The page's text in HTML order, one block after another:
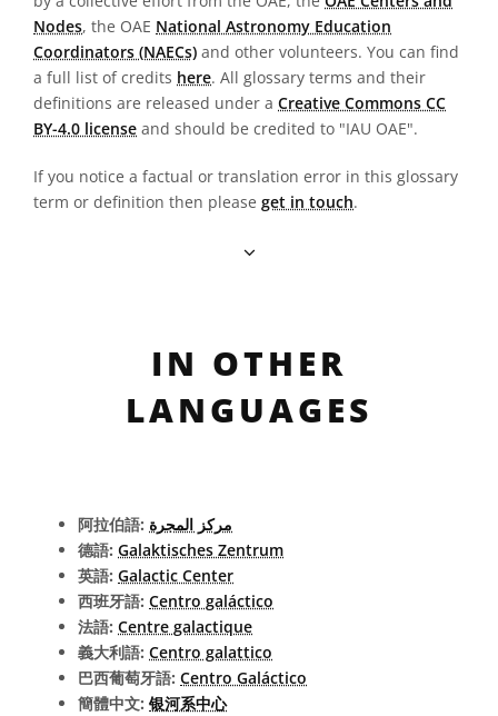
Nodes, the OAE National Astronomy Education
Coordinators (NAECs) and other volunteers. You can find
a full list of credits here. All glossary terms and their
definitions are released under a Creative Commons CC
BY-4.0 license and should be credited to "IAU OAE".
If you notice a factual or translation error in this glossary
term or definition then please get in touch.
IN OTHER
LANGUAGES
阿拉伯語: مركز المجرة
德語: Galaktisches Zentrum
英語: Galactic Center
西班牙語: Centro galáctico
法語: Centre galactique
義大利語: Centro galattico
巴西葡萄牙語: Centro Galáctico
簡體中文: 银河系中心